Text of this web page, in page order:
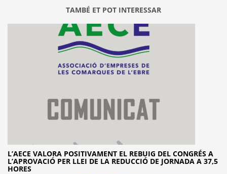
TAMBÉ ET POT INTERESSAR
L’AECE VALORA POSITIVAMENT EL REBUIG DEL CONGRÉS A
L’APROVACIÓ PER LLEI DE LA REDUCCIÓ DE JORNADA A 37,5
HORES